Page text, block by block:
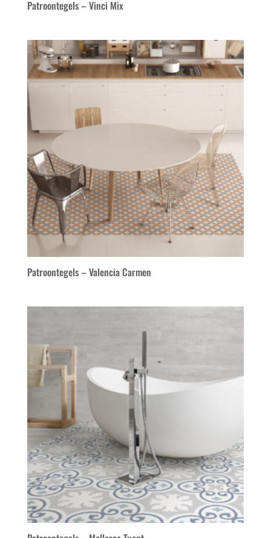
Patroontegels – Vinci Mix
Patroontegels – Valencia Carmen